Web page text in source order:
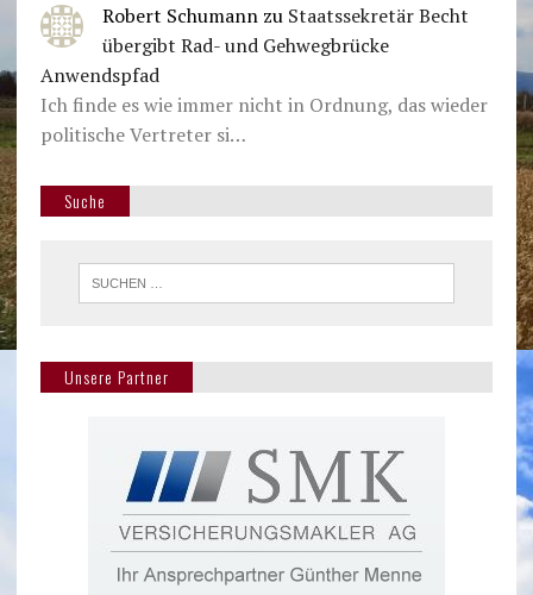
Robert Schumann zu Staatssekretär Becht
übergibt Rad- und Gehwegbrücke
Anwendspfad
Ich finde es wie immer nicht in Ordnung, das wieder
politische Vertreter si…
Suche
Unsere Partner